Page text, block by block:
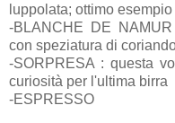
luppolata; ottimo
-BLANCHE DE
con speziatura di
-SORPRESA : questa
curiosità per l'ultima birra
-ESPRESSO